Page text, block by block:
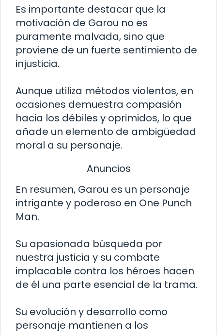
Es importante destacar que la
motivación de Garou no es
puramente malvada, sino que
proviene de un fuerte sentimiento de
injusticia.
Aunque utiliza métodos violentos, en
ocasiones demuestra compasión
hacia los débiles y oprimidos, lo que
añade un elemento de ambigüedad
moral a su personaje.
Anuncios
En resumen, Garou es un personaje
intrigante y poderoso en One Punch
Man.
Su apasionada búsqueda por
nuestra justicia y su combate
implacable contra los héroes hacen
de él una parte esencial de la trama.
Su evolución y desarrollo como
personaje mantienen a los